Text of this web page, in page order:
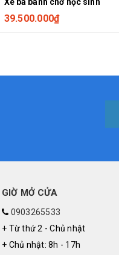
39.500.000₫
GIỜ MỞ CỬA
0903265533
+ Từ thứ 2 - Chủ nhật
+ Chủ nhật: 8h - 17h